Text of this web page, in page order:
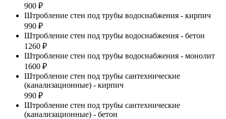
900 ₽
Штробление стен под трубы водоснабжения - кирпич
990 ₽
Штробление стен под трубы водоснабжения - бетон
1260 ₽
Штробление стен под трубы водоснабжения - монолит
1600 ₽
Штробление стен под трубы сантехнические
(канализационные) - кирпич
990 ₽
Штробление стен под трубы сантехнические
(канализационные) - бетон